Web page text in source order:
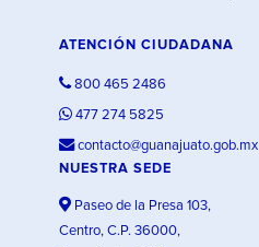
ATENCIÓN CIUDADANA
800 465 2486
477 274 5825
contacto@guanajuato.gob.mx
NUESTRA SEDE
Paseo de la Presa 103,
Centro, C.P. 36000,